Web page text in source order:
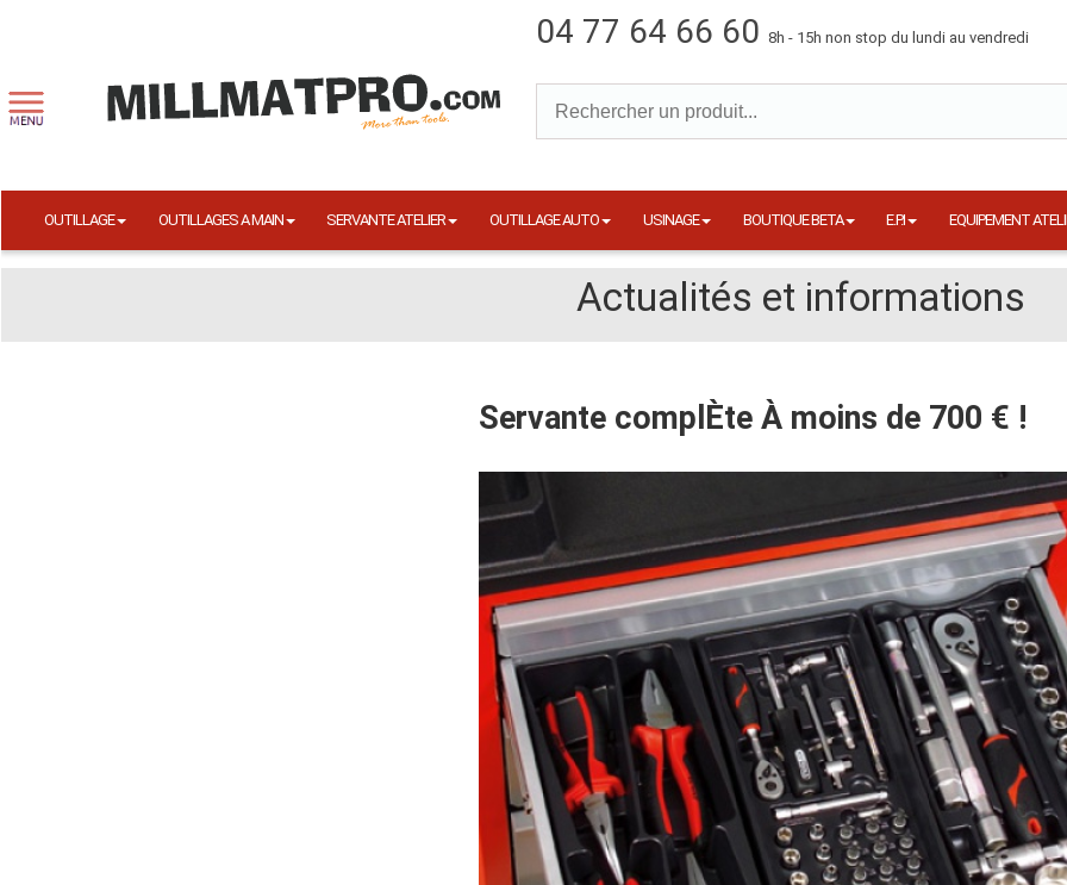
04 77 64 66 60 8h - 15h non stop du lundi au vendredi
OUTILLAGE OUTILLAGES A MAIN SERVANTE ATELIER OUTILLAGE AUTO USINAGE BOUTIQUE BETA E.P.I EQUIPEMENT
Actualités et informations
Servante complÈte À moins de 700 € !